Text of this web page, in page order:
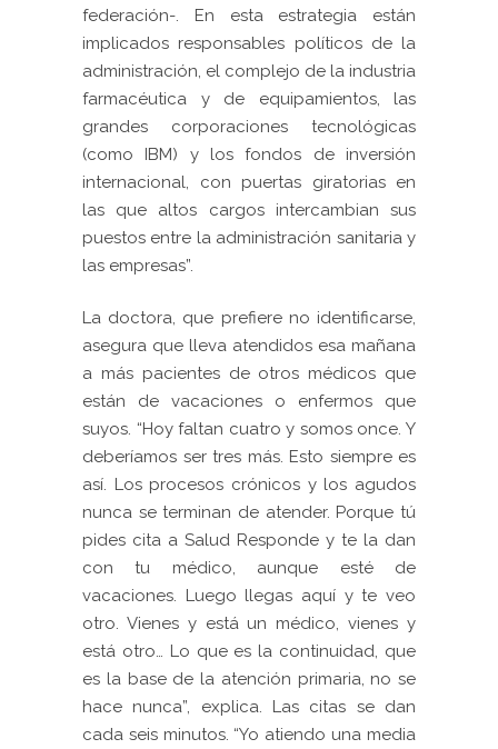
federación-. En esta estrategia están
implicados responsables políticos de la
administración, el complejo de la industria
farmacéutica y de equipamientos, las
grandes corporaciones tecnológicas
(como IBM) y los fondos de inversión
internacional, con puertas giratorias en
las que altos cargos intercambian sus
puestos entre la administración sanitaria y
las empresas”.
La doctora, que prefiere no identificarse,
asegura que lleva atendidos esa mañana
a más pacientes de otros médicos que
están de vacaciones o enfermos que
suyos. “Hoy faltan cuatro y somos once. Y
deberíamos ser tres más. Esto siempre es
así. Los procesos crónicos y los agudos
nunca se terminan de atender. Porque tú
pides cita a Salud Responde y te la dan
con tu médico, aunque esté de
vacaciones. Luego llegas aquí y te veo
otro. Vienes y está un médico, vienes y
está otro… Lo que es la continuidad, que
es la base de la atención primaria, no se
hace nunca”, explica. Las citas se dan
cada seis minutos. “Yo atiendo una media